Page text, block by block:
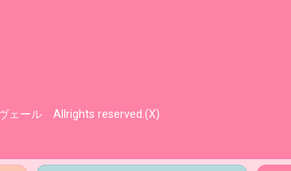
ェール Allrights reserved.(X)